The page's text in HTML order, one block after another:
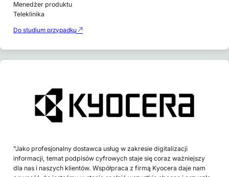
Menedżer produktu
Teleklinika
Do studium przypadku
"Jako profesjonalny dostawca usług w zakresie digitalizacji
informacji, temat podpisów cyfrowych staje się coraz ważniejszy
dla nas i naszych klientów. Współpraca z firmą Kyocera daje nam